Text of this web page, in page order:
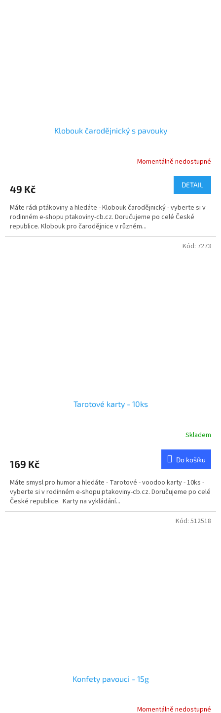
Klobouk čarodějnický s pavouky
Momentálně nedostupné
49 Kč DETAIL
Máte rádi ptákoviny a hledáte - Klobouk čarodějnický - vyberte si v
rodinném e-shopu ptakoviny-cb.cz. Doručujeme po celé České
republice. Klobouk pro čarodějnice v různém...
Tarotové karty - 10ks
Skladem
169 Kč Do košíku
Máte smysl pro humor a hledáte - Tarotové - voodoo karty - 10ks -
vyberte si v rodinném e-shopu ptakoviny-cb.cz. Doručujeme po celé
České republice. Karty na vykládání...
Kód: 7273
Konfety pavouci - 15g
Momentálně nedostupné
Kód: 512518